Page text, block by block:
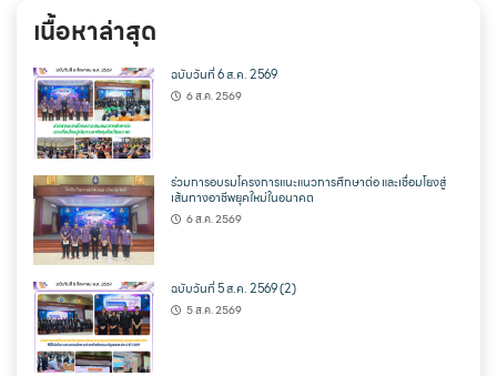
เนื้อหาล่าสุด
ฉบับวันที่ 6 ส.ค. 2569
6 ส.ค. 2569
ร่วมการอบรมโครงการแนะแนวการศึกษาต่อ และเชื่อมโยงสู่
เส้นทางอาชีพยุคใหม่ในอนาคต
6 ส.ค. 2569
ฉบับวันที่ 5 ส.ค. 2569 (2)
5 ส.ค. 2569